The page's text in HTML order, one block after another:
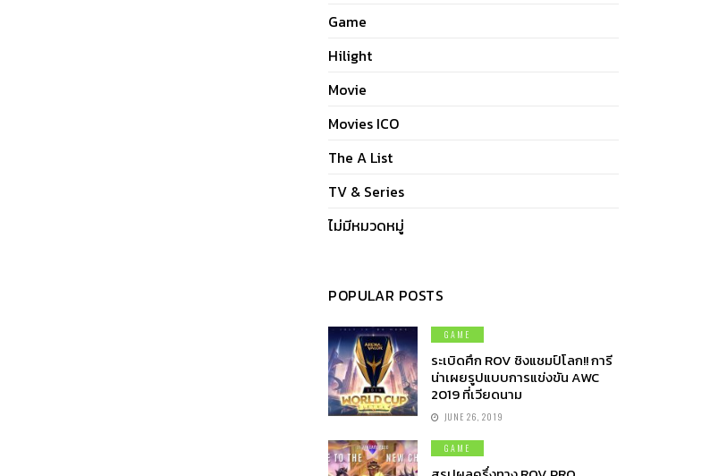
Game
Hilight
Movie
Movies ICO
The A List
TV & Series
ไม่มีหมวดหมู่
POPULAR POSTS
GAME
ระเบิดศึก ROV ชิงแชมป์โลก!! การี
น่าเผยรูปแบบการแข่งขัน AWC
2019 ที่เวียดนาม
JUNE 26, 2019
GAME